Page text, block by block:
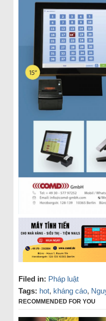
Filed in: Pháp luật
Tags: hot, kháng cáo,
RECOMMENDED FOR YOU